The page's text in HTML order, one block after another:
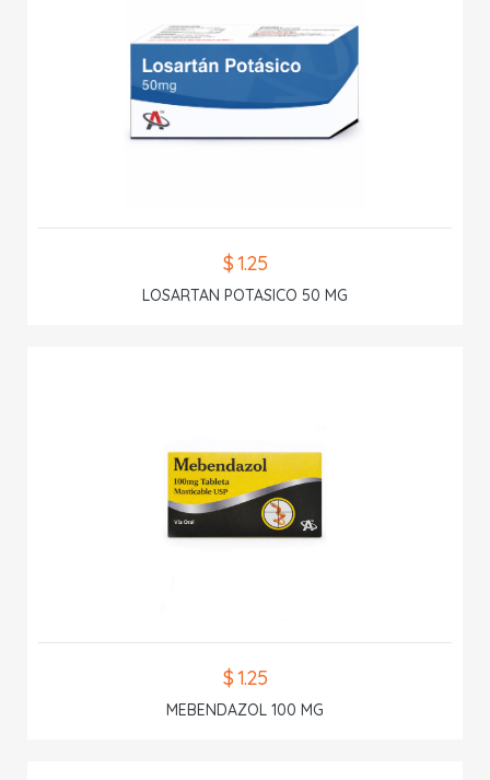
$ 1.25
LOSARTAN POTASICO 50 MG
$ 1.25
MEBENDAZOL 100 MG